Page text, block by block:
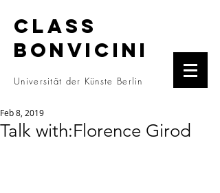
CLASS
BONVICINI
Universität der Künste Berlin
Talk with:Florence Girod
Feb 8, 2019